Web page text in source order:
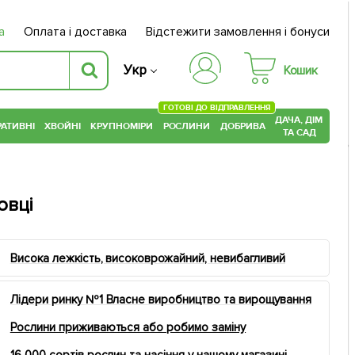
Оплата і доставка Відстежити замовлення і бонуси
Укр Кошик
ХВОЙНІ КРУПНОМІРИ РОСЛИНИ
ГОТОВІ ДО ВІДПРАВЛЕННЯ
ДОБРИВА
ДАЧА, ДІМ
ТА САД
Висока лежкість, високоврожайний, невибагливий
Лідери ринку №1 Власне виробництво та вирощування
Рослини приживаються або робимо заміну